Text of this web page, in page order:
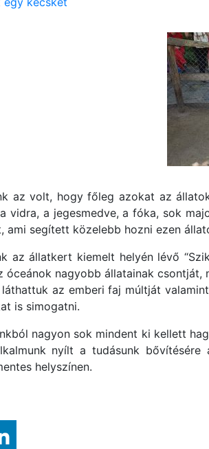
az volt, hogy főleg azokat az
vidra, a jegesmedve, a fóka, sok
ami segített közelebb hozni ezen
az állatkert kiemelt helyén lévő
óceánok nagyobb állatainak
az emberi faj múltját
is simogatni.
nagyon sok mindent ki kellett
nyílt a tudásunk
helyszínen.